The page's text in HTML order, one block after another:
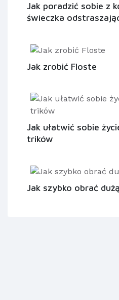
Jak poradzić sobie z
świeczka
Jak zrobić Floste
Jak ułatwić sobie
trików
Jak szybko obrać